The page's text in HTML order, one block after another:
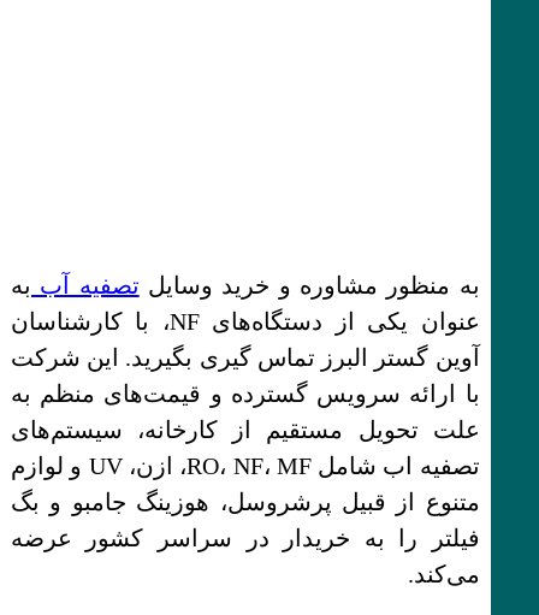
به منظور مشاوره و خرید وسایل تصفیه آب به
عنوان یکی از دستگاه‌های NF، با کارشناسان
آوین گستر البرز تماس‌ گیری بگیرید. این شرکت
با ارائه سرویس گسترده و قیمت‌های منظم به
علت تحویل مستقیم از کارخانه، سیستم‌های
تصفیه اب شامل RO، NF، MF، ازن، UV و لوازم
متنوع از قبیل پرشروسل، هوزینگ جامبو و بگ
فیلتر را به خریدار در سراسر کشور عرضه
می‌کند.